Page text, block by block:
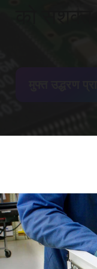
को सशक्त
मुफ्त उद्धरण